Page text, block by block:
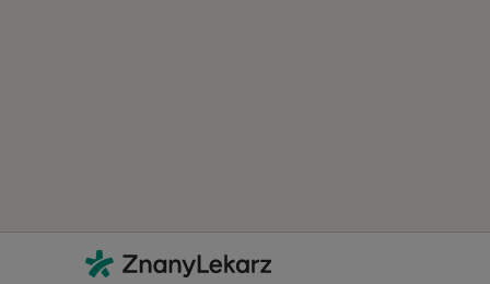
Kontakt
ZnanyLekarz - Strona główna